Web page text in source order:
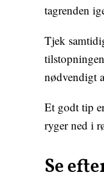
tagrenden
Tjek
nødvendigt
Et godt tip
ryger ned i
Se